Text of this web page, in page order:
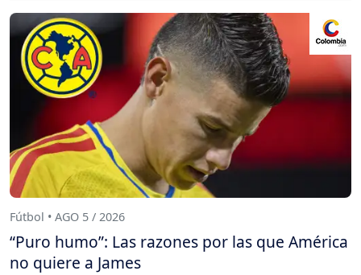
Fútbol • AGO 5 / 2026
“Puro humo”: Las razones por las que América
no quiere a James